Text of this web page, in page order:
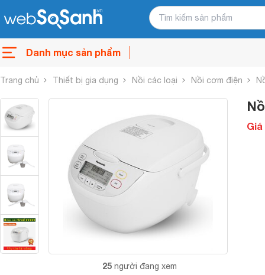
Danh mục sản phẩm
Trang chủ Thiết bị gia dụng Nồi các loại Nồi cơm điện
25 người đang xem